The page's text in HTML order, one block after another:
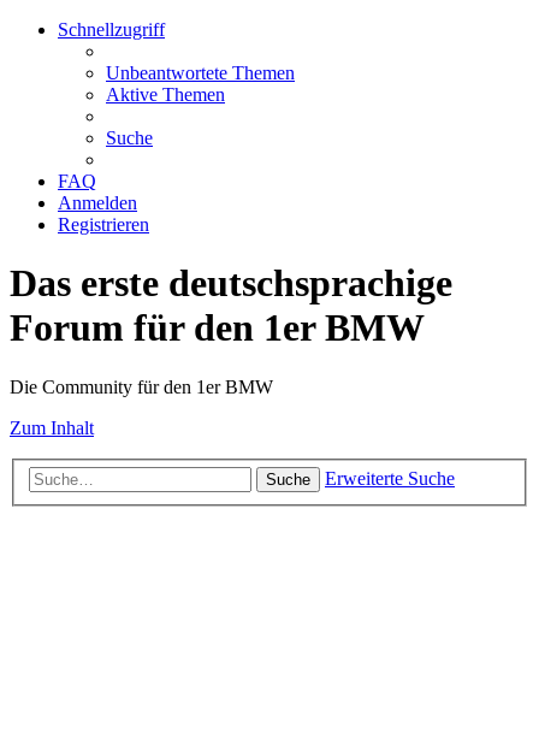
Schnellzugriff
Unbeantwortete Themen
Aktive Themen
Suche
FAQ
Anmelden
Registrieren
Das erste deutschsprachige
Forum für den 1er BMW
Die Community für den 1er BMW
Zum Inhalt
Suche Erweiterte Suche